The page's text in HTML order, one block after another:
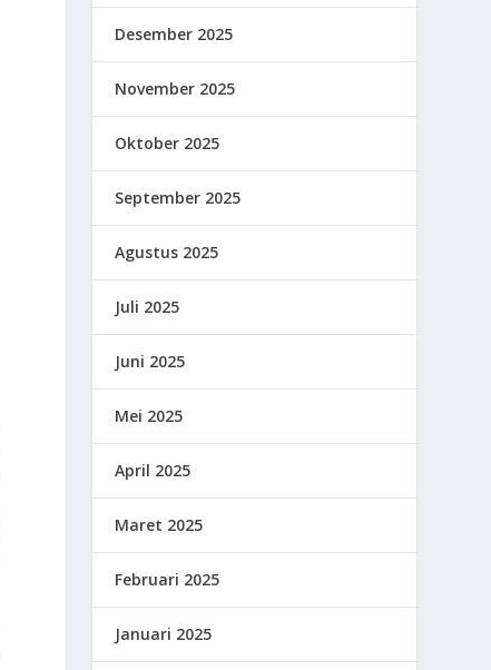
Desember 2025
November 2025
Oktober 2025
September 2025
Agustus 2025
Juli 2025
Juni 2025
Mei 2025
April 2025
Maret 2025
Februari 2025
Januari 2025